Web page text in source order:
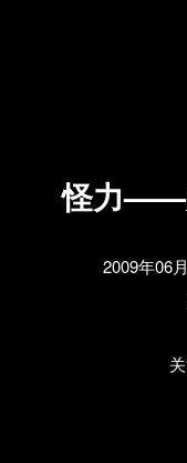
怪力——
2009年06